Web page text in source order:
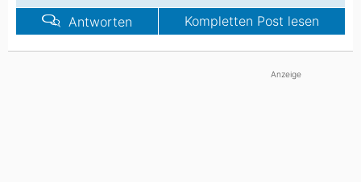
Antworten
Kompletten Post lesen
Anzeige